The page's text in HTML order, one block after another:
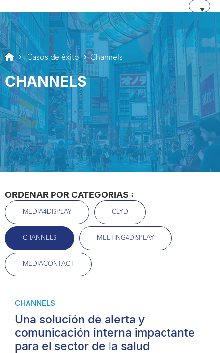
Pasar a contenido
Menú principal
Casos de éxito Channels
CHANNELS
ORDENAR POR CATEGORIAS :
MEDIA4DISPLAY CLYD
CHANNELS MEETING4DISPLAY
MEDIACONTACT
CHANNELS
Una solución de alerta y
comunicación interna impactante
para el sector de la salud